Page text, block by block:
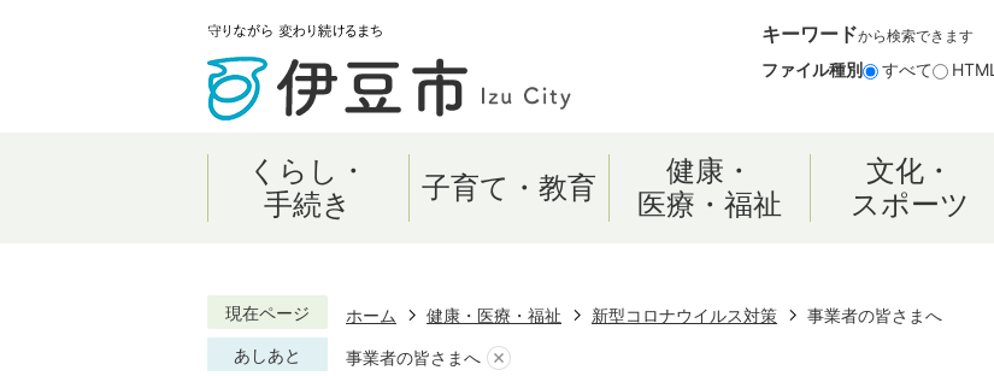
キーワードから検索できます
ファイル種別 すべて HTML
くらし・
手続き
子育て・教育
健康・
医療・福祉
文化・
スポーツ
現在ページ ホーム 健康・医療・福祉 新型コロナウイルス対策
事業者の皆さまへ
あしあと
事業者の皆さまへ